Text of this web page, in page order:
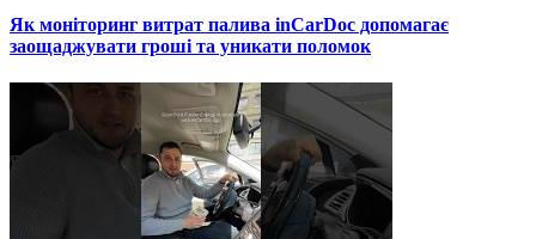
Як моніторинг витрат палива inCarDoc допомагає
заощаджувати гроші та уникати поломок